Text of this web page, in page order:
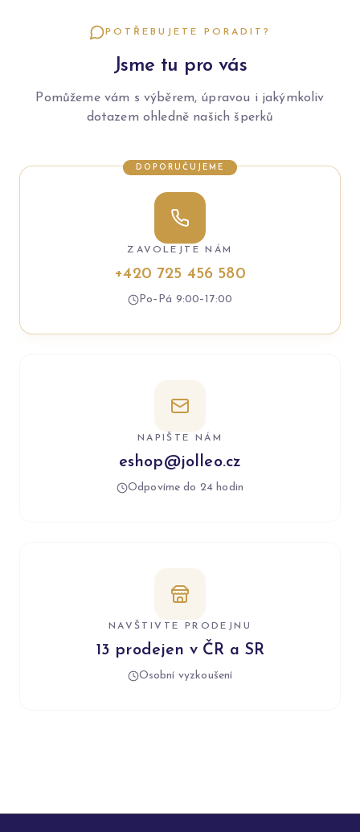
POTŘEBUJETE PORADIT?
Jsme tu pro vás
Pomůžeme vám s výběrem, úpravou i jakýmkoliv
dotazem ohledně našich šperků
DOPORUČUJEME
ZAVOLEJTE NÁM
+420 725 456 580
Po–Pá 9:00–17:00
NAPIŠTE NÁM
eshop@jolleo.cz
Odpovíme do 24 hodin
NAVŠTIVTE PRODEJNU
13 prodejen v ČR a SR
Osobní vyzkoušení